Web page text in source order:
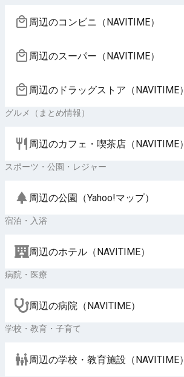
周辺のコンビニ（NAVITIME）
周辺のスーパー（NAVITIME）
周辺のドラッグストア（NAVITIME）
グルメ（まとめ情報）
周辺のカフェ・喫茶店（NAVITIME）
スポーツ・公園・レジャー
周辺の公園（Yahoo!マップ）
宿泊・入浴
周辺のホテル（NAVITIME）
病院・医療
周辺の病院（NAVITIME）
学校・教育・子育て
周辺の学校・教育施設（NAVITIME）